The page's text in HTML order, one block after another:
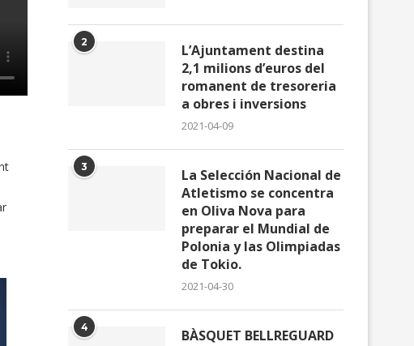
2
L’Ajuntament destina
2,1 milions d’euros del
romanent de tresoreria
a obres i inversions
2021-04-09
3
La Selección Nacional de
Atletismo se concentra
en Oliva Nova para
preparar el Mundial de
Polonia y las Olimpiadas
de Tokio.
2021-04-30
4 BÀSQUET BELLREGUARD